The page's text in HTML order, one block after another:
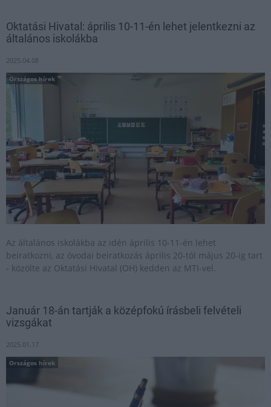
Oktatási Hivatal: április 10-11-én lehet jelentkezni az
általános iskolákba
2025.04.08
Országos hírek
Az általános iskolákba az idén április 10-11-én lehet
beiratkozni, az óvodai beiratkozás április 20-tól május 20-ig tart
- közölte az Oktatási Hivatal (OH) kedden az MTI-vel.
Január 18-án tartják a középfokú írásbeli felvételi
vizsgákat
2025.01.17
Országos hírek